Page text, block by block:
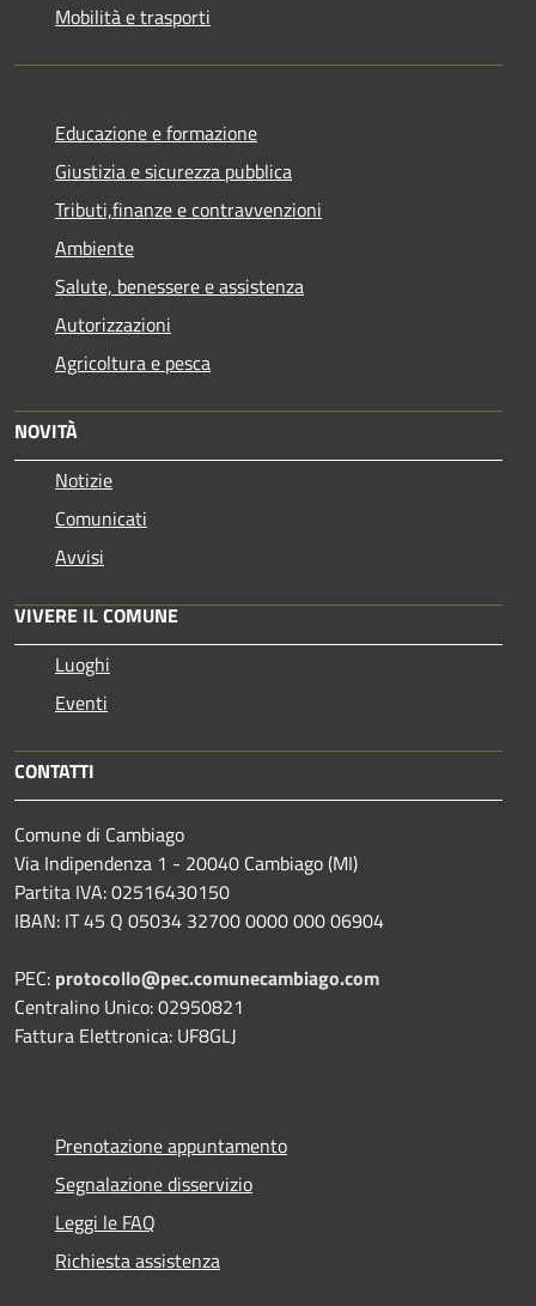
Mobilità e trasporti
Educazione e formazione
Giustizia e sicurezza pubblica
Tributi,finanze e contravvenzioni
Ambiente
Salute, benessere e assistenza
Autorizzazioni
Agricoltura e pesca
NOVITÀ
Notizie
Comunicati
Avvisi
VIVERE IL COMUNE
Luoghi
Eventi
CONTATTI
Comune di Cambiago
Via Indipendenza 1 - 20040 Cambiago (MI)
Partita IVA: 02516430150
IBAN: IT 45 Q 05034 32700 0000 000 06904
PEC: protocollo@pec.comunecambiago.com
Centralino Unico: 02950821
Fattura Elettronica: UF8GLJ
Prenotazione appuntamento
Segnalazione disservizio
Leggi le FAQ
Richiesta assistenza